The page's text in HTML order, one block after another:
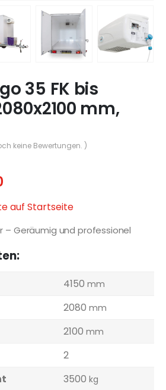
35 FK bis
mm,
keine Bewertungen. )
auf Startseite
– Geräumig und professionel
4150 mm
2080 mm
2100 mm
2
3500 kg